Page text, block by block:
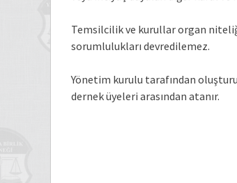
Temsilcilik ve kurullar organ
sorumlulukları devredilemez.
Yönetim kurulu tarafından
dernek üyeleri arasından atanır.